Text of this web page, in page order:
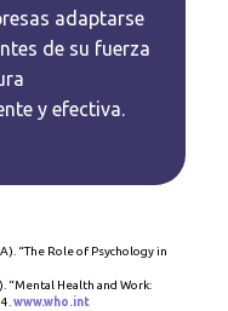
adaptarse
de su fuerza
y efectiva.
“The Role of Psychology in
“Mental Health and Work:
www.who.int